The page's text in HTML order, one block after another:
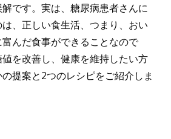
です。実は、糖尿病患者さんに
、正しい食生活、つまり、おい
んだ食事ができることなので
を改善し、健康を維持したい方
提案と2つのレシピをご紹介しま